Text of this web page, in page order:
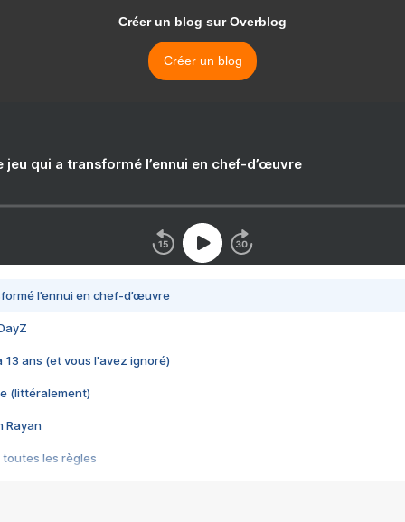
Créer un blog sur Overblog
Créer un blog
jeu qui a transformé l’ennui en chef-d’œuvre
l’ennui en chef-d’œuvre
13 ans (et vous l'avez ignoré)
(littéralement)
Rayan
toutes les règles